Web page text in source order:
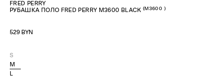
FRED PERRY
РУБАШКА ПОЛО FRED PERRY M3600 BLACK (M3600 )
529 BYN
S
M